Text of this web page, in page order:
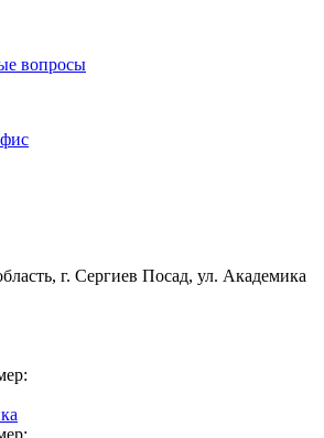
вопросы
г. Сергиев Посад, ул. Академика